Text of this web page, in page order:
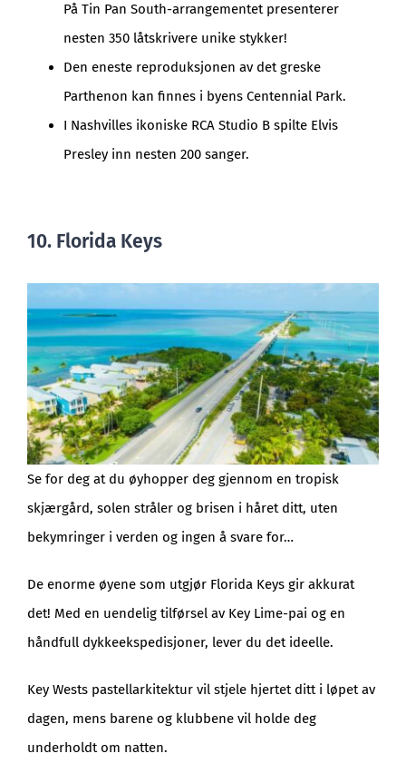
På Tin Pan South-arrangementet presenterer
nesten 350 låtskrivere unike stykker!
Den eneste reproduksjonen av det greske
Parthenon kan finnes i byens Centennial Park.
I Nashvilles ikoniske RCA Studio B spilte Elvis
Presley inn nesten 200 sanger.
10. Florida Keys
Se for deg at du øyhopper deg gjennom en tropisk
skjærgård, solen stråler og brisen i håret ditt, uten
bekymringer i verden og ingen å svare for…
De enorme øyene som utgjør Florida Keys gir akkurat
det! Med en uendelig tilførsel av Key Lime-pai og en
håndfull dykkeekspedisjoner, lever du det ideelle.
Key Wests pastellarkitektur vil stjele hjertet ditt i løpet av
dagen, mens barene og klubbene vil holde deg
underholdt om natten.